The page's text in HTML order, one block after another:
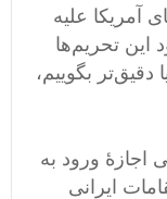
آمریکا علیه
این تحریم‌ها
دقیق‌تر بگوییم،
اجازهٔ ورود به
ایرانی